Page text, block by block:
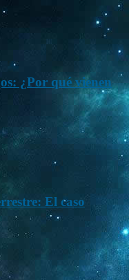
¿Por qué vienen
El caso